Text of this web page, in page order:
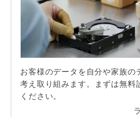
お客様のデータを自分や家族の
考え取り組みます。
まずは無料
ください。